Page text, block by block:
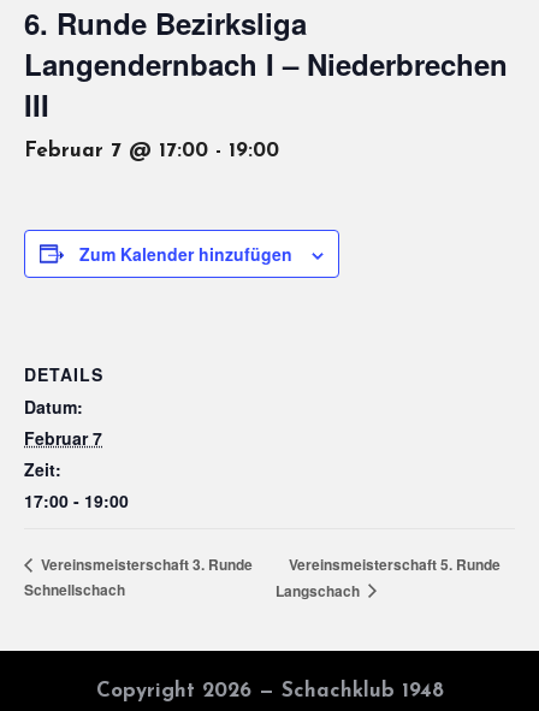
6. Runde Bezirksliga
Langendernbach I – Niederbrechen
III
Februar 7 @ 17:00 - 19:00
Zum Kalender hinzufügen
DETAILS
Datum:
Februar 7
Zeit:
17:00 - 19:00
Vereinsmeisterschaft 3. Runde
Schnellschach
Vereinsmeisterschaft 5. Runde
Langschach
Copyright 2026 — Schachklub 1948